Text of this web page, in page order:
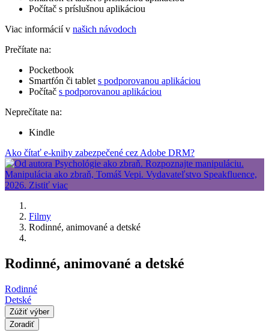
Počítač s príslušnou aplikáciou
Viac informácií v našich návodoch
Prečítate na:
Pocketbook
Smartfón či tablet s podporovanou aplikáciou
Počítač s podporovanou aplikáciou
Neprečítate na:
Kindle
Ako čítať e-knihy zabezpečené cez Adobe DRM?
Filmy
Rodinné, animované a detské
Rodinné, animované a detské
Rodinné
Detské
Zúžiť výber
Zoradiť